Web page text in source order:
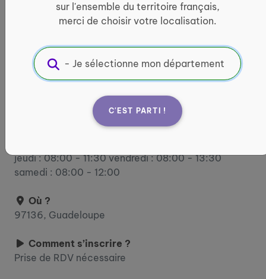
sur l'ensemble du territoire français,
merci de choisir votre localisation.
C'EST PARTI !
France services La Poste de
Terre-de-Bas
INFORMATIQUE ET ACCÈS AUX DROITS
Informations pratiques :
jeudi : 08:00 - 11:30 vendredi : 08:00 - 13:30
samedi : 08:00 - 12:00
Où ?
97136, Guadeloupe
Comment s’inscrire ?
Prise de RDV nécessaire